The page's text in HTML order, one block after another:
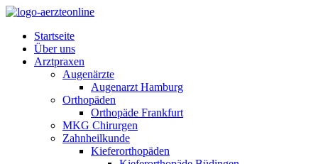
ÄrzteOnline
Startseite
Über uns
Arztpraxen
Augenärzte
Augenarzt Hamburg
Orthopäden
Orthopäde Frankfurt
MKG Chirurgen
Zahnheilkunde
Kieferorthopäden